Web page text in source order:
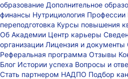
образование Дополнительное
финансы Нутрициология Профессии
переподготовка Курсы повышения
Об Академии Центр карьеры
организации Лицензия и документы
Реферальная программа Отзывы
Блог Истории успеха Вопросы и
Стать партнером НАДПО Подбор